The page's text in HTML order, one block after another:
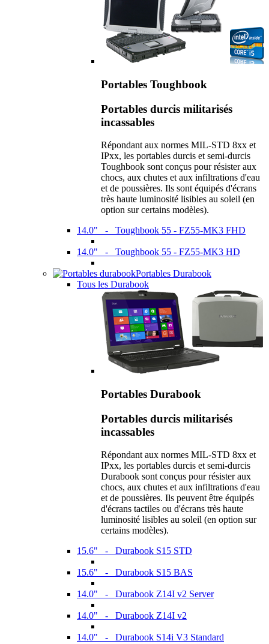
Portables Toughbook
Portables durcis militarisés
incassables
Répondant aux normes MIL-STD 8xx et
IPxx, les portables durcis et semi-durcis
Toughbook sont conçus pour résister aux
chocs, aux chutes et aux infiltrations d'eau
et de poussières. Ils sont équipés d'écrans
très haute luminosité lisibles au soleil (en
option sur certains modèles).
14.0" - Toughbook 55 - FZ55-MK3 FHD
14.0" - Toughbook 55 - FZ55-MK3 HD
Portables Durabook
Tous les Durabook
Portables Durabook
Portables durcis militarisés
incassables
Répondant aux normes MIL-STD 8xx et
IPxx, les portables durcis et semi-durcis
Durabook sont conçus pour résister aux
chocs, aux chutes et aux infiltrations d'eau
et de poussières. Ils peuvent être équipés
d'écrans tactiles ou d'écrans très haute
luminosité lisibles au soleil (en option sur
certains modèles).
15.6" - Durabook S15 STD
15.6" - Durabook S15 BAS
14.0" - Durabook Z14I v2 Server
14.0" - Durabook Z14I v2
14.0" - Durabook S14i V3 Standard